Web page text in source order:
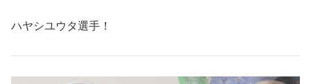
ハヤシユウタ選手！